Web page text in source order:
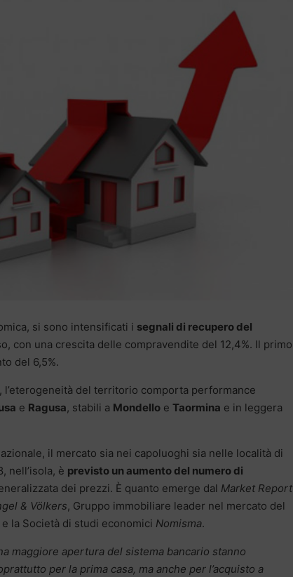
si sono intensificati i segnali di recupero del
con una crescita delle compravendite del 12,4%. Il primo
del 6,5%.
, l’eterogeneità del territorio comporta performance
e Ragusa, stabili a Mondello e Taormina e in leggera
il mercato sia nei capoluoghi sia nelle località di
nell’isola, è previsto un aumento del numero di
dei prezzi. È quanto emerge dal Market Report
& Völkers, Gruppo immobiliare leader nel mercato del
la Società di studi economici Nomisma.
maggiore apertura del sistema bancario stanno
per la prima casa, ma anche per l’acquisto a